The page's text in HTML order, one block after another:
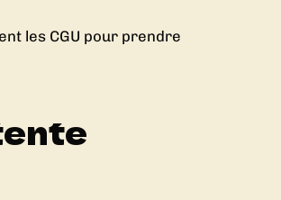
les CGU pour prendre